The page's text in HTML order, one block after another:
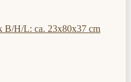
B/H/L: ca. 23x80x37 cm